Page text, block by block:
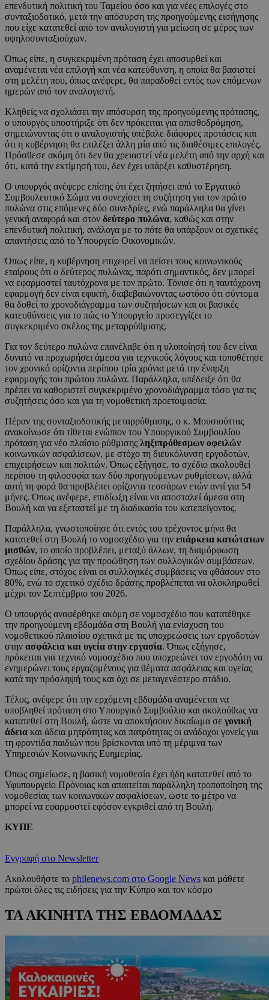
επενδυτική πολιτική του Ταμείου όσο και για νέες επιλογές στο
συνταξιοδοτικό, μετά την απόσυρση της προηγούμενης εισήγησης
που είχε κατατεθεί από τον αναλογιστή για μείωση σε μέρος των
υψηλοσυνταξιούχων.
Όπως είπε, η συγκεκριμένη πρόταση έχει αποσυρθεί και
αναμένεται νέα επιλογή και νέα κατεύθυνση, η οποία θα βασιστεί
στη μελέτη που, όπως ανέφερε, θα παραδοθεί εντός των επόμενων
ημερών από τον αναλογιστή.
Κληθείς να σχολιάσει την απόσυρση της προηγούμενης πρότασης,
ο υπουργός υποστήριξε ότι δεν πρόκειται για οπισθοδρόμηση,
σημειώνοντας ότι ο αναλογιστής υπέβαλε διάφορες προτάσεις και
ότι η κυβέρνηση θα επιλέξει άλλη μία από τις διαθέσιμες επιλογές.
Πρόσθεσε ακόμη ότι δεν θα χρειαστεί νέα μελέτη από την αρχή και
ότι, κατά την εκτίμησή του, δεν έχει υπάρξει καθυστέρηση.
Ο υπουργός ανέφερε επίσης ότι έχει ζητήσει από το Εργατικό
Συμβουλευτικό Σώμα να συνεχίσει τη συζήτηση για τον πρώτο
πυλώνα στις επόμενες δύο συνεδρίες, ενώ παράλληλα θα γίνει
γενική αναφορά και στον δεύτερο πυλώνα, καθώς και στην
επενδυτική πολιτική, ανάλογα με το πότε θα υπάρξουν οι σχετικές
απαντήσεις από το Υπουργείο Οικονομικών.
Όπως είπε, η κυβέρνηση επιχειρεί να πείσει τους κοινωνικούς
εταίρους ότι ο δεύτερος πυλώνας, παρότι σημαντικός, δεν μπορεί
να εφαρμοστεί ταυτόχρονα με τον πρώτο. Τόνισε ότι η ταυτόχρονη
εφαρμογή δεν είναι εφικτή, διαβεβαιώνοντας ωστόσο ότι σύντομα
θα δοθεί το χρονοδιάγραμμα των συζητήσεων και οι βασικές
κατευθύνσεις για το πώς το Υπουργείο προσεγγίζει το
συγκεκριμένο σκέλος της μεταρρύθμισης.
Για τον δεύτερο πυλώνα επανέλαβε ότι η υλοποίησή του δεν είναι
δυνατό να προχωρήσει άμεσα για τεχνικούς λόγους και τοποθέτησε
τον χρονικό ορίζοντα περίπου τρία χρόνια μετά την έναρξη
εφαρμογής του πρώτου πυλώνα. Παράλληλα, υπέδειξε ότι θα
πρέπει να καθοριστεί συγκεκριμένο χρονοδιάγραμμα τόσο για τις
συζητήσεις όσο και για τη νομοθετική προετοιμασία.
Πέραν της συνταξιοδοτικής μεταρρύθμισης, ο κ. Μουσιούττας
ανακοίνωσε ότι τίθεται ενώπιον του Υπουργικού Συμβουλίου
πρόταση για νέο πλαίσιο ρύθμισης ληξιπρόθεσμων οφειλών
κοινωνικών ασφαλίσεων, με στόχο τη διευκόλυνση εργοδοτών,
επιχειρήσεων και πολιτών. Όπως εξήγησε, το σχέδιο ακολουθεί
περίπου τη φιλοσοφία των δύο προηγούμενων ρυθμίσεων, αλλά
αυτή τη φορά θα προβλέπει ορίζοντα τεσσάρων ετών αντί για 54
μήνες. Όπως ανέφερε, επιδίωξη είναι να αποσταλεί άμεσα στη
Βουλή και να εξεταστεί με τη διαδικασία του κατεπείγοντος.
Παράλληλα, γνωστοποίησε ότι εντός του τρέχοντος μήνα θα
κατατεθεί στη Βουλή το νομοσχέδιο για την επάρκεια κατώτατων
μισθών, το οποίο προβλέπει, μεταξύ άλλων, τη διαμόρφωση
σχεδίου δράσης για την προώθηση των συλλογικών συμβάσεων.
Όπως είπε, στόχος είναι οι συλλογικές συμβάσεις να φθάσουν στο
80%, ενώ το σχετικό σχέδιο δράσης προβλέπεται να ολοκληρωθεί
μέχρι τον Σεπτέμβριο του 2026.
Ο υπουργός αναφέρθηκε ακόμη σε νομοσχέδιο που κατατέθηκε
την προηγούμενη εβδομάδα στη Βουλή για ενίσχυση του
νομοθετικού πλαισίου σχετικά με τις υποχρεώσεις των εργοδοτών
στην ασφάλεια και υγεία στην εργασία. Όπως εξήγησε,
πρόκειται για τεχνικό νομοσχέδιο που υποχρεώνει τον εργοδότη να
ενημερώνει τους εργαζομένους για θέματα ασφάλειας και υγείας
κατά την πρόσληψή τους και όχι σε μεταγενέστερο στάδιο.
Τέλος, ανέφερε ότι την ερχόμενη εβδομάδα αναμένεται να
υποβληθεί πρόταση στο Υπουργικό Συμβούλιο και ακολούθως να
κατατεθεί στη Βουλή, ώστε να αποκτήσουν δικαίωμα σε γονική
άδεια και άδεια μητρότητας και πατρότητας οι ανάδοχοι γονείς για
τη φροντίδα παιδιών που βρίσκονται υπό τη μέριμνα των
Υπηρεσιών Κοινωνικής Ευημερίας.
Όπως σημείωσε, η βασική νομοθεσία έχει ήδη κατατεθεί από το
Υφυπουργείο Πρόνοιας και απαιτείται παράλληλη τροποποίηση της
νομοθεσίας των κοινωνικών ασφαλίσεων, ώστε το μέτρο να
μπορεί να εφαρμοστεί εφόσον εγκριθεί από τη Βουλή.
ΚΥΠΕ
Εγγραφή στο Newsletter
Ακολουθήστε το philenews.com στο Google News και μάθετε
πρώτοι όλες τις ειδήσεις για την Κύπρο και τον κόσμο
ΤΑ ΑΚΙΝΗΤΑ ΤΗΣ ΕΒΔΟΜΑΔΑΣ